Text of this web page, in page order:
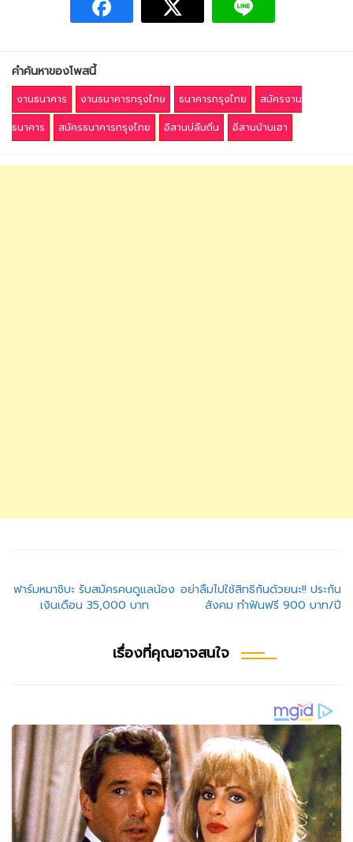
คำค้นหาของโพสนี้
งานธนาคาร งานธนาคารกรุงไทย ธนาคารกรุงไทย
สมัครงาน
ธนาคาร
สมัครธนาคารกรุงไทย อีสานบ่ลืมถิ่น อีสานบ้านเฮา
แนะแนว
เรื่อง
ฟาร์มหมาชิบะ รับสมัครคนดูแลน้อง
เงินเดือน 35,000 บาท
อย่าลืมไปใช้สิทธิกันด้วยนะ!! ประกัน
สังคม ทำฟันฟรี 900 บาท/ปี
เรื่องที่คุณอาจสนใจ